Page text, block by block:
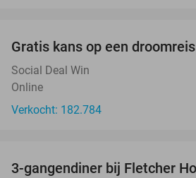
Gratis kans op een
Social Deal Win
Online
Verkocht: 182.784
3-gangendiner bij Fletcher